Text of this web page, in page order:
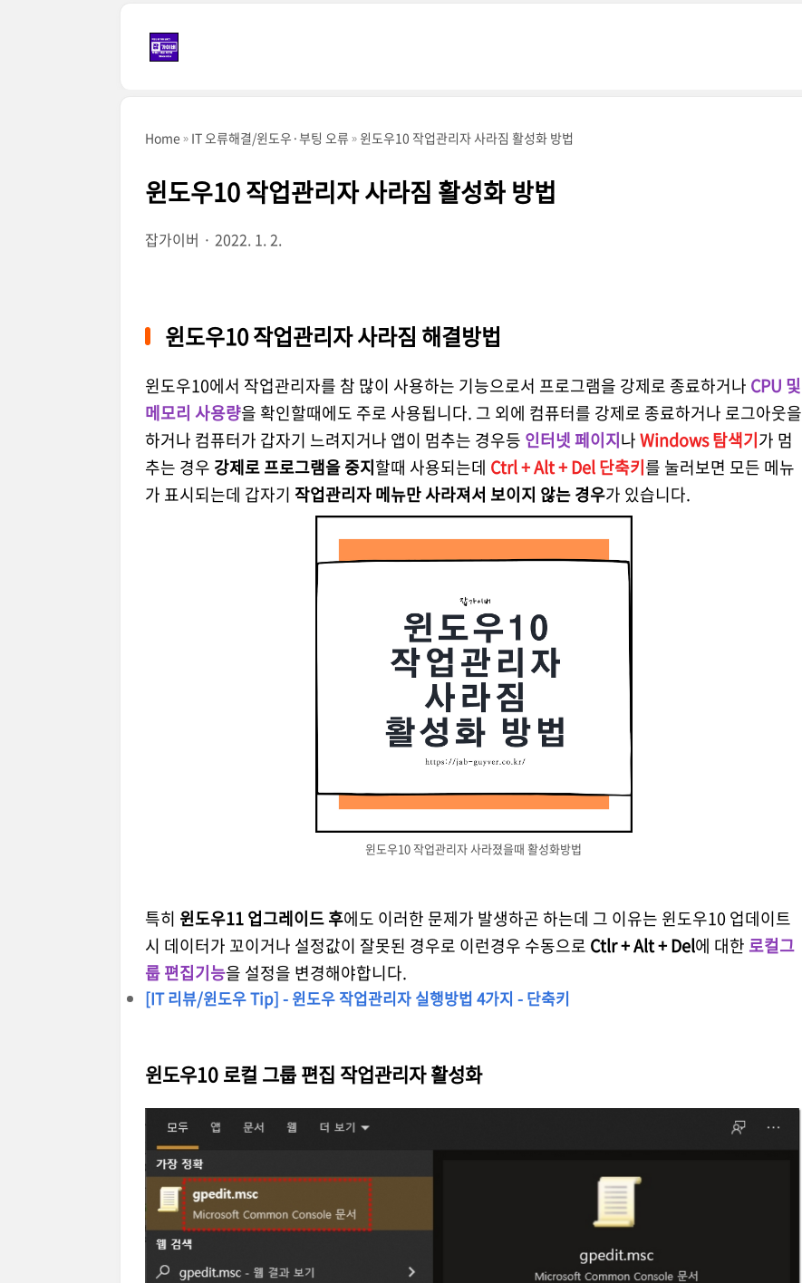
Home IT 오류해결/윈도우·부팅 오류 윈도우10 작업관리자 사라짐 활성화 방법
윈도우10 작업관리자 사라짐 활성화 방법
잡가이버 2022. 1. 2.
윈도우10 작업관리자 사라짐 해결방법
윈도우10에서 작업관리자를 참 많이 사용하는 기능으로서 프로그램을 강제로 종료하거나 CPU 및
메모리 사용량을 확인할때에도 주로 사용됩니다. 그 외에 컴퓨터를 강제로 종료하거나 로그아웃을
하거나 컴퓨터가 갑자기 느려지거나 앱이 멈추는 경우등 인터넷 페이지나Windows 탐색기가 멈
추는 경우 강제로 프로그램을 중지할때 사용되는데 Ctrl + Alt + Del 단축키를 눌러보면 모든 메뉴
가 표시되는데 갑자기 작업관리자 메뉴만 사라져서 보이지 않는 경우가 있습니다.
윈도우10 작업관리자 사라졌을때 활성화방법
특히 윈도우11 업그레이드 후에도 이러한 문제가 발생하곤 하는데 그 이유는 윈도우10 업데이트
시 데이터가 꼬이거나 설정값이 잘못된 경우로 이런경우 수동으로 Ctlr + Alt + Del에 대한 로컬그
룹 편집기능을 설정을 변경해야합니다.
[IT 리뷰/윈도우 Tip] - 윈도우 작업관리자 실행방법 4가지 - 단축키
윈도우10 로컬 그룹 편집 작업관리자 활성화